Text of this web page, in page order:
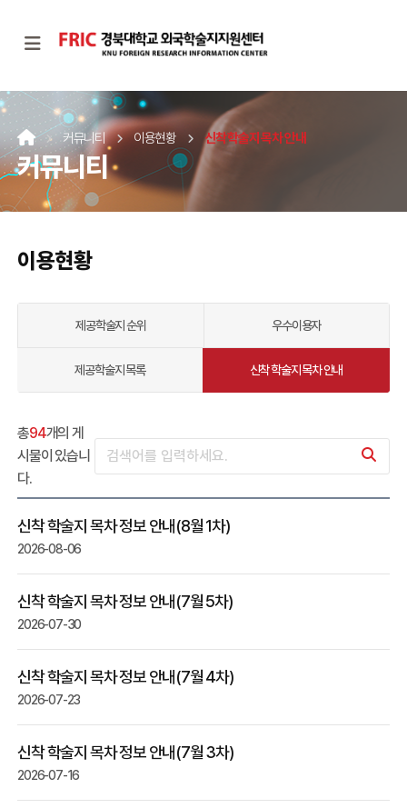
커뮤니티 이용현황 신착 학술지 목차 안내
커뮤니티
이용현황
제공학술지 순위 우수이용자
제공학술지 목록 신착 학술지 목차 안내
총94개의 게
시물이 있습니
다.
신착 학술지 목차 정보 안내(8월 1차)
2026-08-06
신착 학술지 목차 정보 안내(7월 5차)
2026-07-30
신착 학술지 목차 정보 안내(7월 4차)
2026-07-23
신착 학술지 목차 정보 안내(7월 3차)
2026-07-16